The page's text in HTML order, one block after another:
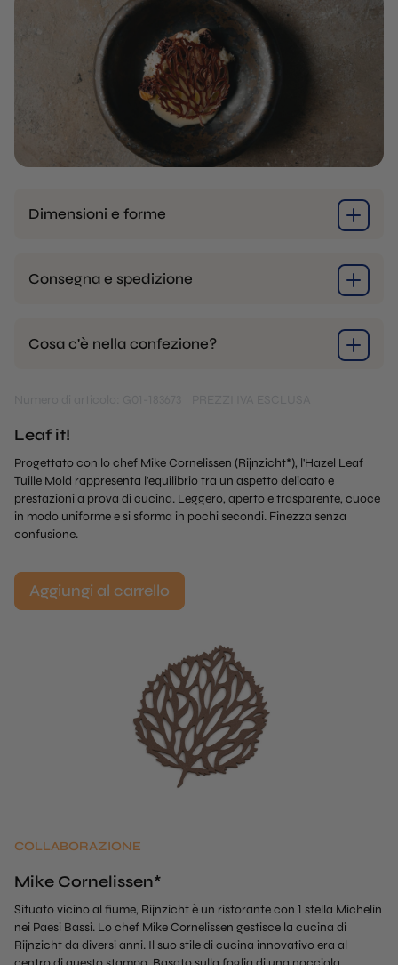
Dimensioni e forme
Consegna e spedizione
Cosa c'è nella confezione?
Leaf it!
Progettato con lo chef Mike Cornelissen (Rijnzicht*), l'Hazel Leaf
Tuille Mold rappresenta l'equilibrio tra un aspetto delicato e
prestazioni a prova di cucina. Leggero, aperto e trasparente, cuoce
in modo uniforme e si sforma in pochi secondi. Finezza senza
confusione.
Aggiungi al carrello
COLLABORAZIONE
Mike Cornelissen*
Situato vicino al fiume, Rijnzicht è un ristorante con 1 stella Michelin
nei Paesi Bassi. Lo chef Mike Cornelissen gestisce la cucina di
Rijnzicht da diversi anni. Il suo stile di cucina innovativo era al